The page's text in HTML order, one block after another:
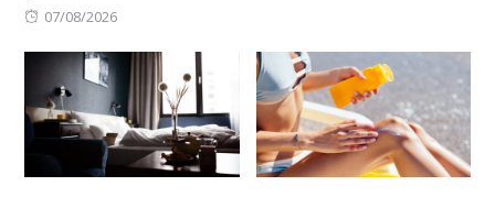
Posted
07/08/2026